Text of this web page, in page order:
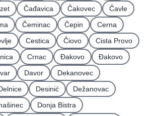
Čađavica Čakovec
Čavle
Čeminac Čepin
Cerna
Cestica Čiovo
Cista Provo
Crnac Đakovo
Ðakovo
Davor
Dekanovec
Desinić
Dežanovac
Donja Bistra